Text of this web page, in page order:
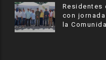
Residentes
con
la